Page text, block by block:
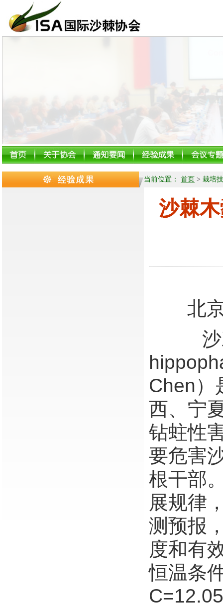
当前位置： 首页 > 栽培
沙棘
北
沙棘
Chen）
西、宁
钻蛀性
要危害
根干部
展规律
测预报
度和有
恒温条